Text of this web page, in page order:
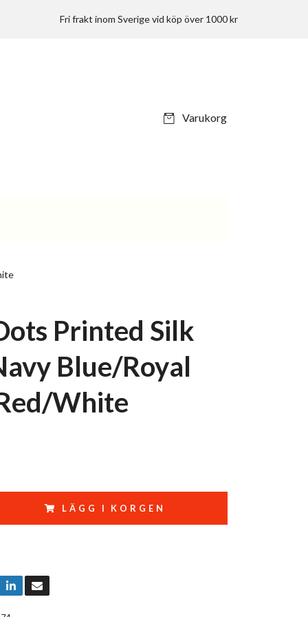
Fri frakt inom Sverige vid köp över 1000 kr
Varukorg
Printed Silk
Blue/Royal
White
LÄGG I KORGEN